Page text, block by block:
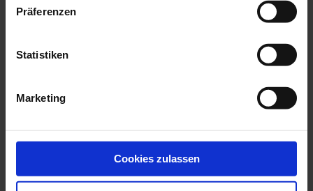
Präferenzen
Statistiken
Marketing
Cookies zulassen
Available Available
$4,370.00